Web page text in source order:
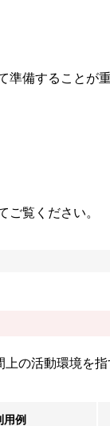
備することが重
覧ください。
の活動環境を指
用例